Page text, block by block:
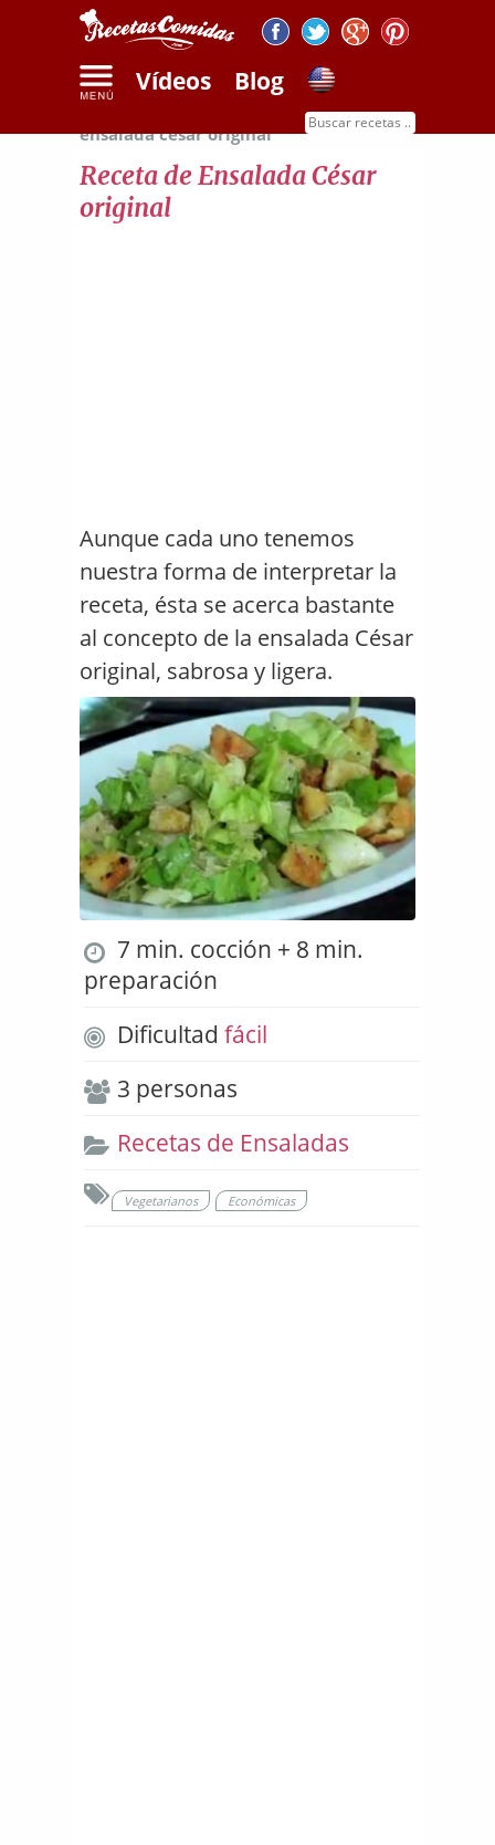
Vídeos Blog
Receta de
ensalada césar original
Receta de Ensalada César
original
Aunque cada uno tenemos
nuestra forma de interpretar la
receta, ésta se acerca bastante
al concepto de la ensalada César
original, sabrosa y ligera.
7 min. cocción + 8 min.
preparación
Dificultad fácil
3 personas
Recetas de Ensaladas
Vegetarianos Económicas